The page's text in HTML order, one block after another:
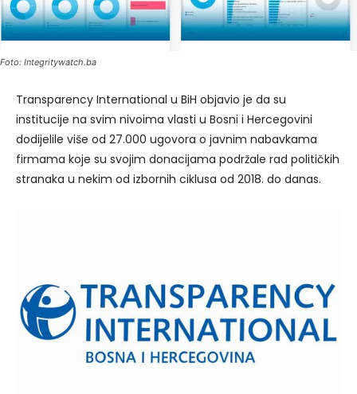
Foto: Integritywatch.ba
Transparency International u BiH objavio je da su
institucije na svim nivoima vlasti u Bosni i Hercegovini
dodijelile više od 27.000 ugovora o javnim nabavkama
firmama koje su svojim donacijama podržale rad političkih
stranaka u nekim od izbornih ciklusa od 2018. do danas.